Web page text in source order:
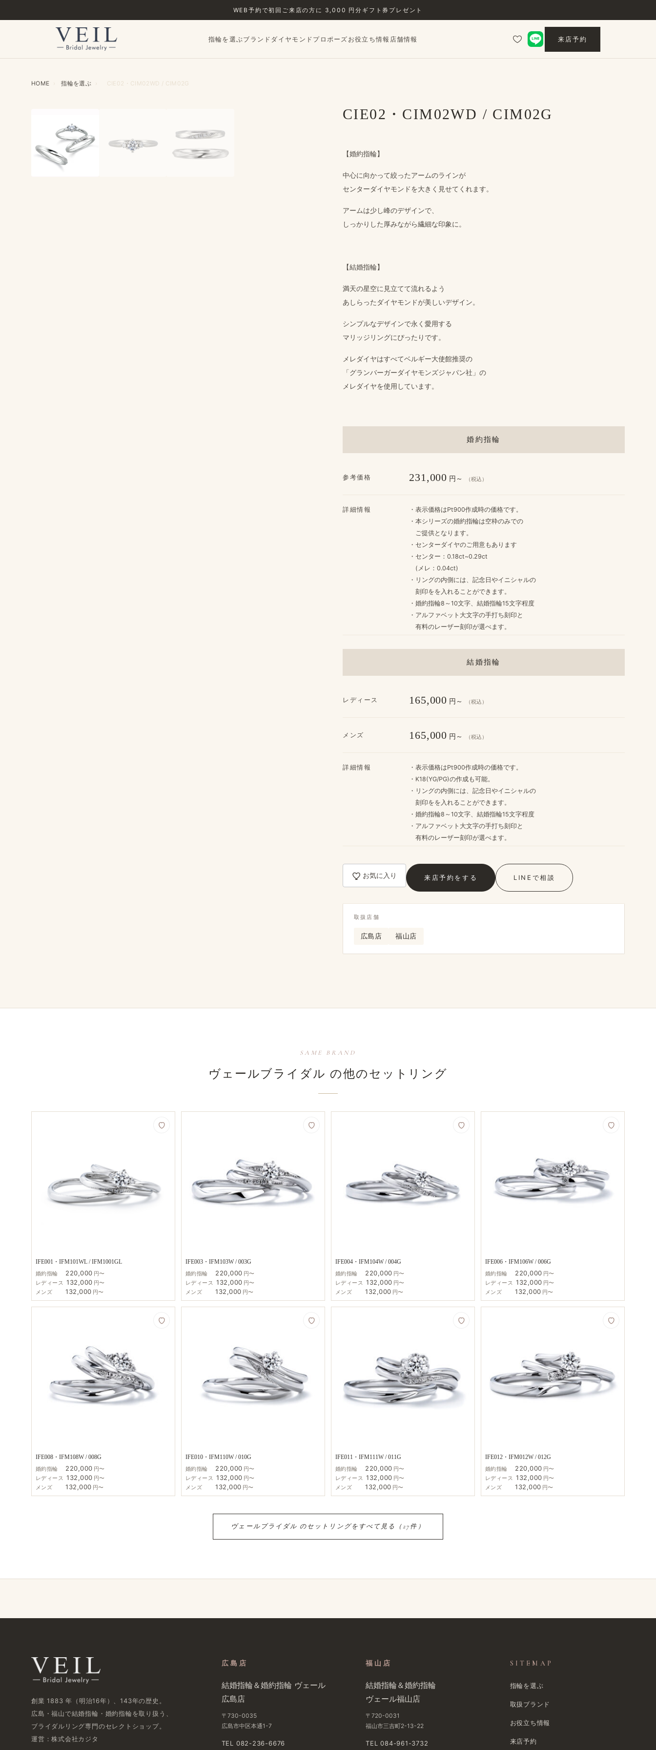
WEB予約で​初回ご来店の​方に​ 3,000 円分ギフト券プレゼント
指輪を選ぶブランドダイヤモンドプロポーズお役立ち情報 店舗情報 来店予約
HOME › 指輪を​選ぶ › CIE02・CIM02WD / CIM02G
CIE02・CIM02WD / CIM02G
取扱店舗
広島店 福山店
婚約指輪
参考価格 231,000 円～ （税込）
詳細情報
・​表示価格は​Pt900作成時の​価格です。
・本シリーズの​婚約指輪は​空枠のみでの
ご提供と​なります。
・センターダイヤの​ご用意も​あります
・センター：0.18ct~0.29ct
(メレ：0.04ct)
・リングの​内側には、​記念日や​イニシャルの
刻印をを​入れる​ことができます。
・婚約指輪8～10文字、​結婚​指輪15文字程度
・アルファベット大文字の​手打ち刻印と
​有料の​レーザー刻印が​選べます。
結婚指輪
レディース 165,000 円～ （税込）
メンズ 165,000 円～ （税込）
詳細情報
・​表示価格は​Pt900作成時の​価格です。
・K18(YG/PG)の​作成も​可能。
・リングの​内側には、​記念日や​イニシャルの
刻印をを​入れる​ことができます。
・婚約指輪8～10文字、​結婚​指輪15文字程度
・アルファベット大文字の​手打ち刻印と
​有料の​レーザー刻印が​選べます。
【婚約指輪】
中心に​向かって​絞った​アームの​ラインが
センターダイヤモンドを​大きく​見せてくれます。
アームは​少し峰の​デザインで、
しっかりした​厚みながら​繊細な​印象に。
【結婚​指輪】
満天の​星空に​見立てて​流れる​よう
あしらった​ダイヤモンドが​美しい​デザイン。
シンプルな​デザインで​永く​愛用する
マリッジリングに​ぴったりです。
メレダイヤは​すべて​ベルギー大使館推奨の
​「グランバーガーダイヤモンズジャパン社」の
メレダイヤを​使用しています。
お気に入り 来店予約を​する LINEで​相談
SAME BRAND
ヴェールブライダル の​他の​セットリング
IFE001・IFM101WL / IFM1001GL
婚約指輪
220,000 円〜
レディース 132,000 円〜
メンズ
132,000 円〜
IFE003・IFM103W / 003G
婚約指輪
220,000 円〜
レディース 132,000 円〜
メンズ
132,000 円〜
IFE004・IFM104W / 004G
婚約指輪
220,000 円〜
レディース 132,000 円〜
メンズ
132,000 円〜
IFE006・IFM106W / 006G
婚約指輪
220,000 円〜
レディース 132,000 円〜
メンズ
132,000 円〜
IFE008・IFM108W / 008G
婚約指輪
220,000 円〜
レディース 132,000 円〜
メンズ
132,000 円〜
IFE010・IFM110W / 010G
婚約指輪
220,000 円〜
レディース 132,000 円〜
メンズ
132,000 円〜
IFE011・IFM111W / 011G
婚約指輪
220,000 円〜
レディース 132,000 円〜
メンズ
132,000 円〜
IFE012・IFM012W / 012G
婚約指輪
220,000 円〜
レディース 132,000 円〜
メンズ
132,000 円〜
ヴェールブライダル の​セットリングを​すべて​見る​（27件）
創業 1883 年​（明治16年）、​143年の​歴史。
広島・福山で​結婚指輪・婚約指輪を​取り扱う、​
ブライダルリング専門の​セレクトショップ。
運営：株式会社カジタ
広島店
結婚​指輪＆婚約指輪 ヴェール​
広島店
〒730-0035
広島市中区本通1-7
TEL 082-236-6676
福山店
結婚​指輪＆婚約指輪
ヴェール福山店
〒720-0031
福山市三吉町2-13-22
TEL 084-961-3732
SITEMAP
指輪を選ぶ
取扱ブランド
お役立ち情報
来店予約